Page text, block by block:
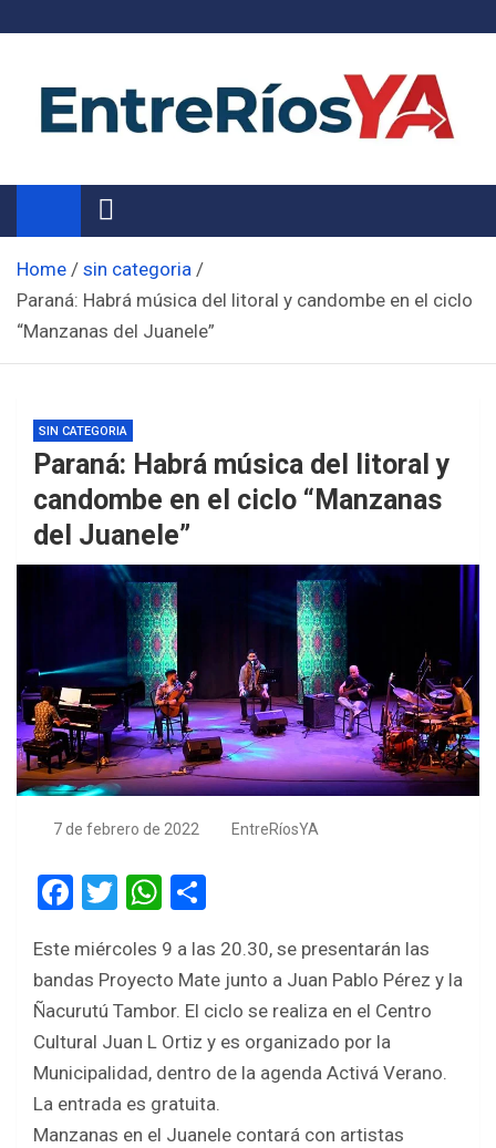
Noticias de Entre Ríos
Información de toda la provincia ahora
Home
sin categoria
Paraná: Habrá música del litoral y candombe en el ciclo
“Manzanas del Juanele”
SIN CATEGORIA
Paraná: Habrá música del litoral y
candombe en el ciclo “Manzanas
del Juanele”
7 de febrero de 2022 EntreRíosYA
F
ce
b
o
o
k
T
tt
er
W
at
s
A
p
p
ar
e
Este miércoles 9 a las 20.30, se presentarán las
bandas Proyecto Mate junto a Juan Pablo Pérez y la
Ñacurutú Tambor. El ciclo se realiza en el Centro
Cultural Juan L Ortiz y es organizado por la
Municipalidad, dentro de la agenda Activá Verano.
La entrada es gratuita.
Manzanas en el Juanele contará con artistas